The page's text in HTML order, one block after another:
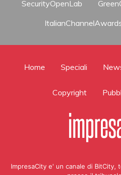
SecurityOpenLab
Home Speciali
Copyright
ImpresaCity e' un canale di BitCity,